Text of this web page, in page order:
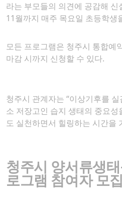
라는 부모들의 의견에 공감해 신
11월까지 매주 목요일 초등학생
모든 프로그램은 청주시 통합예
마감 시까지 신청할 수 있다.
청주시 관계자는 “이상기후를
소 저장고인 습지 생태의 중요성
도 실천하면서 힐링하는 시간을
청주시 양서류생
로그램 참여자 모집